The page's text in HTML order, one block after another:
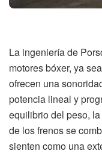
La ingeniería de
motores bóxer, ya
ofrecen una
potencia lineal y
equilibrio del peso,
de los frenos se
sienten como una